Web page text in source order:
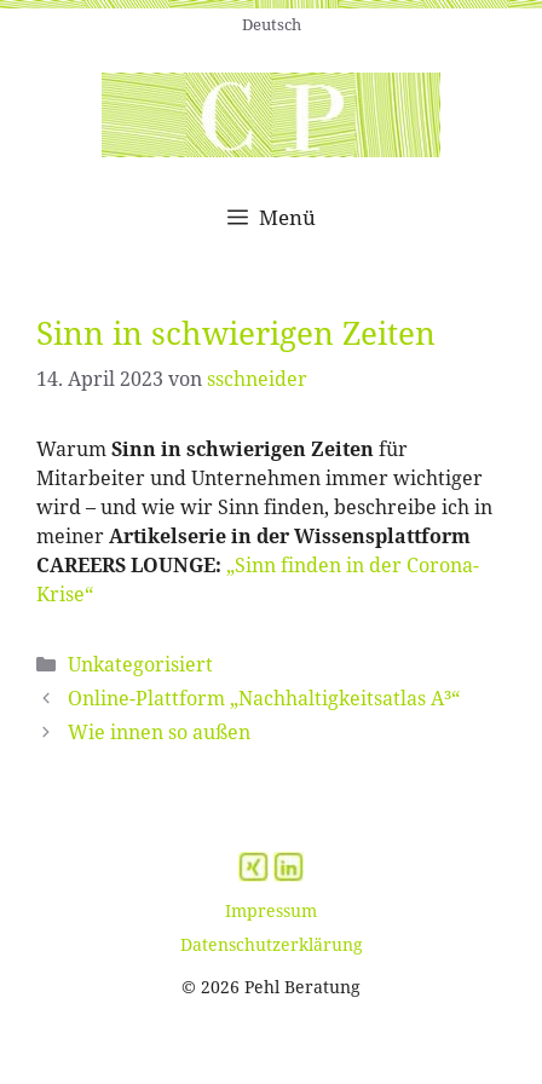
Zum
Deutsch
Menü
Sinn in schwierigen Zeiten
14. April 2023 vonsschneider
WarumSinn in schwierigen Zeitenfür
Mitarbeiter und Unternehmen immer wichtiger
wird – und wie wir Sinn finden, beschreibe ich in
meinerArtikelserie in der Wissensplattform
CAREERS LOUNGE: „Sinn finden in der Corona-
Krise“
Kategorien
Unkategorisiert
Online-Plattform „Nachhaltigkeitsatlas A³“
Wie innen so außen
Impressum
Datenschutzerklärung
© 2026 Pehl Beratung